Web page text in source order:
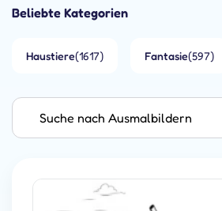
Beliebte Kategorien
Haustiere(1617) Fantasie(597)